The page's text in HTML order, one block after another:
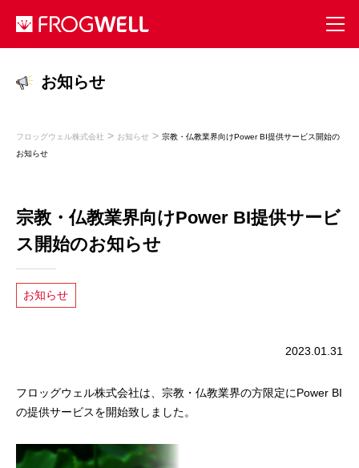
お知らせ
フロッグウェル株式会社 > お知らせ > 宗教・仏教業界向けPower BI提供サービス開始の
お知らせ
宗教・仏教業界向けPower BI提供サービ
ス開始のお知らせ
お知らせ
2023.01.31
フロッグウェル株式会社は、宗教・仏教業界の方限定にPower BI
の提供サービスを開始致しました。